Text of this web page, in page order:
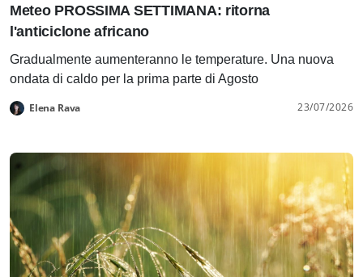
Meteo PROSSIMA SETTIMANA: ritorna
l'anticiclone africano
Gradualmente aumenteranno le temperature. Una nuova
ondata di caldo per la prima parte di Agosto
Elena Rava 23/07/2026